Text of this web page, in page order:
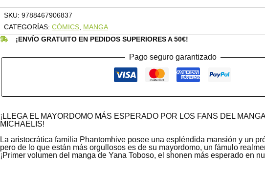
SKU: 9788467906837
CATEGORÍAS: CÓMICS, MANGA
¡ENVÍO GRATUITO EN PEDIDOS SUPERIORES A 50€!
Pago seguro garantizado
¡LLEGA EL MAYORDOMO MÁS ESPERADO POR LOS FANS DEL
MICHAELIS!
La aristocrática familia Phantomhive posee una espléndida mansión y un
pero de lo que están más orgullosos es de su mayordomo, un fámulo
¡Primer volumen del manga de Yana Toboso, el shonen más esperado en